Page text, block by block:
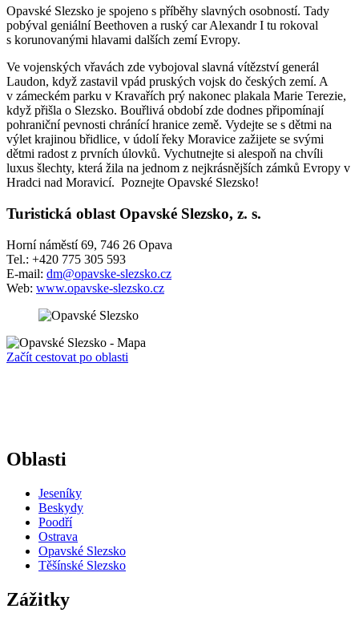
Opavské Slezsko je spojeno s příběhy slavných osobností. Tady
pobýval geniální Beethoven a ruský car Alexandr I tu rokoval
s korunovanými hlavami dalších zemí Evropy.
Ve vojenských vřavách zde vybojoval slavná vítězství generál
Laudon, když zastavil vpád pruských vojsk do českých zemí. A
v zámeckém parku v Kravařích prý nakonec plakala Marie Terezie,
když přišla o Slezsko. Bouřlivá období zde dodnes připomínají
pohraniční pevnosti chránící hranice země. Vydejte se s dětmi na
výlet krajinou břidlice, v údolí řeky Moravice zažijete se svými
dětmi radost z prvních úlovků. Vychutnejte si alespoň na chvíli
luxus šlechty, která žila na jednom z nejkrásnějších zámků Evropy v
Hradci nad Moravicí. Poznejte Opavské Slezsko!
Turistická oblast Opavské Slezsko, z. s.
Horní náměstí 69, 746 26 Opava
Tel.: +420 775 305 593
E-mail: dm@opavske-slezsko.cz
Web: www.opavske-slezsko.cz
Začít cestovat po oblasti
Oblasti
Jeseníky
Beskydy
Poodří
Ostrava
Opavské Slezsko
Těšínské Slezsko
Zážitky